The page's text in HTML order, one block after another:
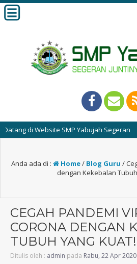
di Website SMP Yabujah Segeran
Anda ada di : Home/ Blog Guru /
dengan Kekebalan
CEGAH PANDEMI
CORONA DENGAN
TUBUH YANG KUAT!
Ditulis oleh : admin pada Rabu, 22 Apr 2020